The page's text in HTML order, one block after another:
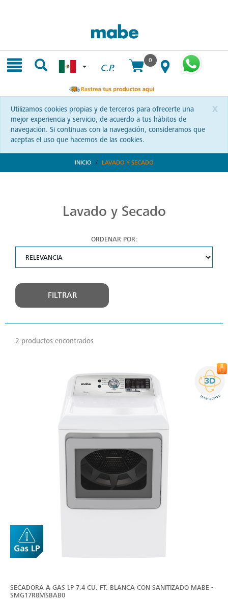
C.P.
0
x
Utilizamos cookies propias y de terceros para ofrecerte una
mejor experiencia y servicio, de acuerdo a tus hábitos de
navegación. Si continuas con la navegación, consideramos que
aceptas el uso que hacemos de las cookies.
INICIO LAVADO Y SECADO
Lavado y Secado
ORDENAR POR:
FILTRAR
2 productos encontrados
SECADORA A GAS LP 7.4 CU. FT. BLANCA CON SANITIZADO MABE -
SMG17R8MSBAB0